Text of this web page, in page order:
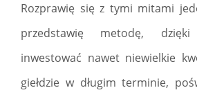
Rozprawię się z tymi mitami
przedstawię metodę,
inwestować nawet niewielkie
giełdzie w długim terminie,